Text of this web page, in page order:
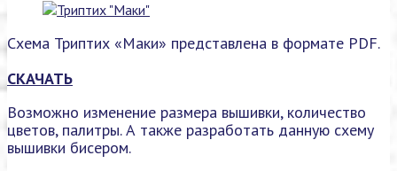
Схема Триптих «Маки» представлена в формате PDF.
СКАЧАТЬ
Возможно изменение размера вышивки, количество
цветов, палитры. А также разработать данную схему
вышивки бисером.